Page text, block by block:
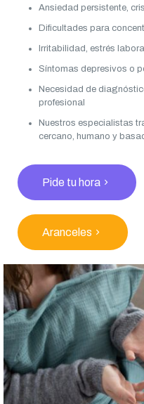
Ansiedad persistente,
Dificultades para
Irritabilidad, estrés
Síntomas depresivos o
Necesidad de
profesional
Nuestros especialistas
cercano, humano y
Pide tu hora
Aranceles